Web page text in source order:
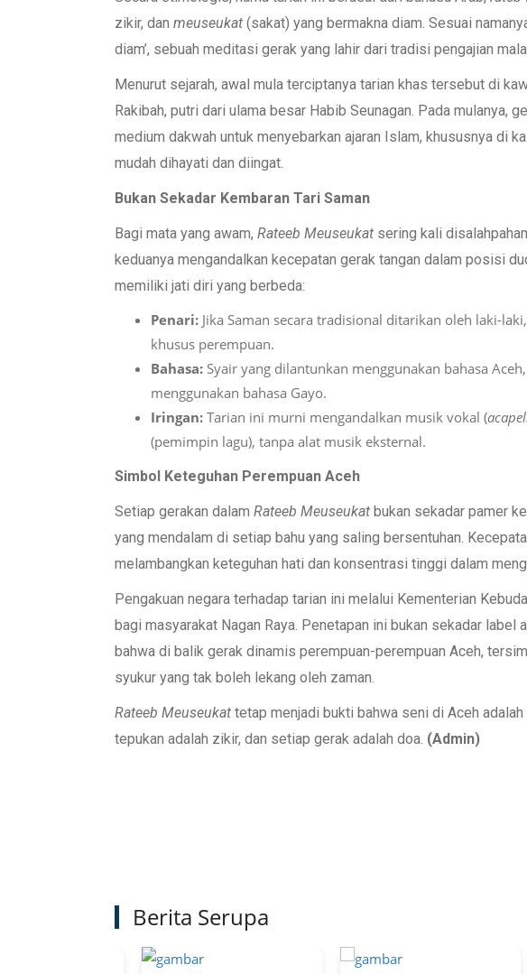
zikir, dan meuseukat (sakat) yang bermakna diam. Sesuai
diam’, sebuah meditasi gerak yang lahir dari tradisi pengajian
Menurut sejarah, awal mula terciptanya tarian khas tersebut di
Rakibah, putri dari ulama besar Habib Seunagan. Pada mulanya,
medium dakwah untuk menyebarkan ajaran Islam, khususnya di
mudah dihayati dan diingat.
Bukan Sekadar Kembaran Tari Saman
Bagi mata yang awam, Rateeb Meuseukat sering kali
keduanya mengandalkan kecepatan gerak tangan dalam posisi
memiliki jati diri yang berbeda:
Penari: Jika Saman secara tradisional ditarikan oleh laki-laki,
khusus perempuan.
Bahasa: Syair yang dilantunkan menggunakan bahasa
menggunakan bahasa Gayo.
Iringan: Tarian ini murni mengandalkan musik vokal (
(pemimpin lagu), tanpa alat musik eksternal.
Simbol Keteguhan Perempuan Aceh
Setiap gerakan dalam Rateeb Meuseukat bukan sekadar pamer
yang mendalam di setiap bahu yang saling bersentuhan.
melambangkan keteguhan hati dan konsentrasi tinggi dalam
Pengakuan negara terhadap tarian ini melalui Kementerian
bagi masyarakat Nagan Raya. Penetapan ini bukan sekadar
bahwa di balik gerak dinamis perempuan-perempuan Aceh,
syukur yang tak boleh lekang oleh zaman.
Rateeb Meuseukat tetap menjadi bukti bahwa seni di Aceh
tepukan adalah zikir, dan setiap gerak adalah doa. (Admin)
Berita Serupa